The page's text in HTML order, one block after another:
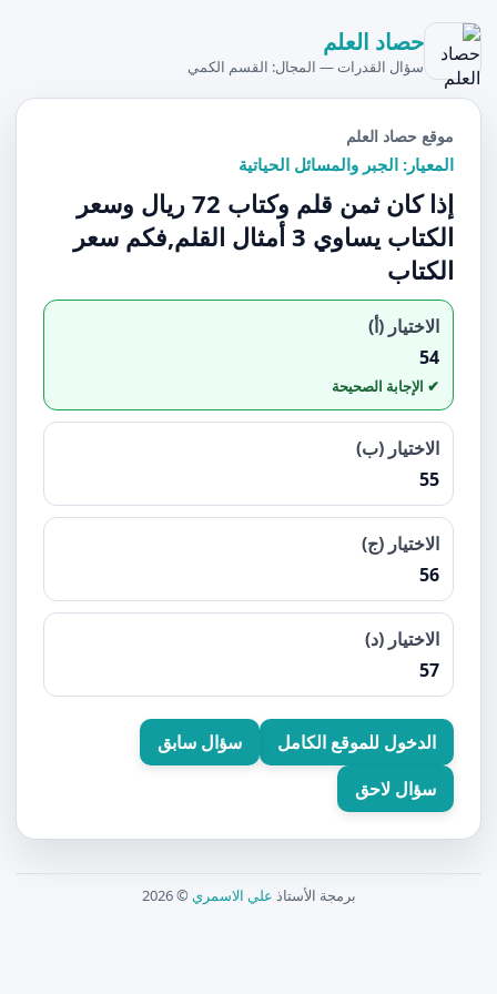
حصاد العلم
سؤال القدرات — المجال: القسم الكمي
موقع حصاد العلم
المعيار: الجبر والمسائل الحياتية
إذا كان ثمن قلم وكتاب 72 ريال وسعر
الكتاب يساوي 3 أمثال القلم,فكم سعر
الكتاب
الاختيار (أ)
54
الاختيار (ب)
55
الاختيار (ج)
56
الاختيار (د)
57
الدخول للموقع الكامل
سؤال سابق
سؤال لاحق
برمجة الأستاذ علي الاسمري © 2026